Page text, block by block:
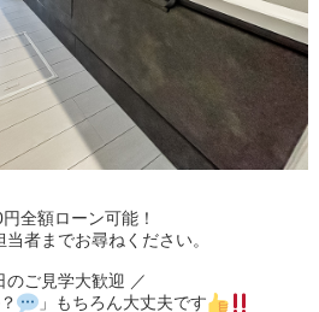
全額ローン可能！
者までお尋ねください。
のご見学大歓迎 ／
」もちろん大丈夫です